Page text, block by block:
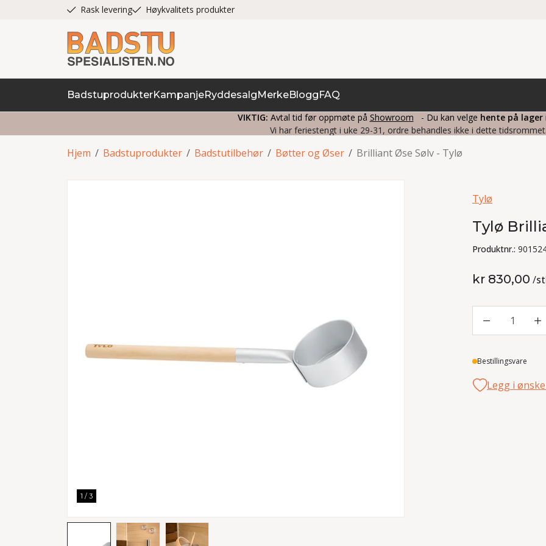
Rask levering Høykvalitets produkter
BadstuprodukterKampanjeRyddesalgMerkeBloggFAQ
VIKTIG: Avtal tid før oppmøte på Showroom - Du kan velge hente på lager
Vi har feriestengt i uke 29-31, ordre behandles ikke i dette tidsrommet.
/
Hjem /
Badstuprodukter /
Badstutilbehør /
Bøtter og Øser Brilliant Øse Sølv - Tylø
1 / 3
Tylø
Tylø
Produktnr.:
kr 830,00 /
1
Lager
Bestillingsvare
Legg i